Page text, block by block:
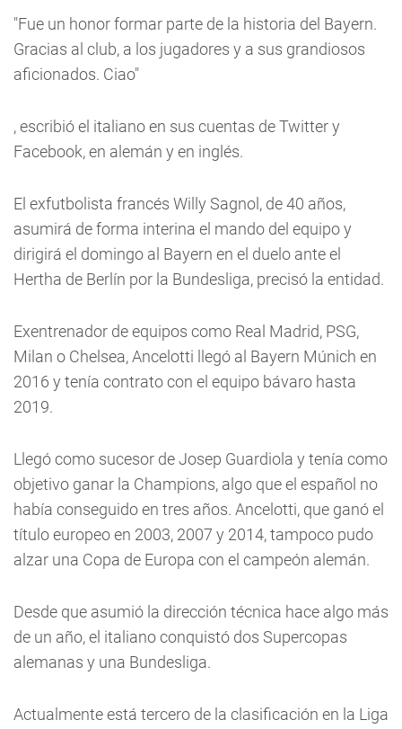
"Fue un honor formar parte de la historia del Bayern.
Gracias al club, a los jugadores y a sus grandiosos
aficionados. Ciao"
, escribió el italiano en sus cuentas de Twitter y
Facebook, en alemán y en inglés.
El exfutbolista francés Willy Sagnol, de 40 años,
asumirá de forma interina el mando del equipo y
dirigirá el domingo al Bayern en el duelo ante el
Hertha de Berlín por la Bundesliga, precisó la entidad.
Exentrenador de equipos como Real Madrid, PSG,
Milan o Chelsea, Ancelotti llegó al Bayern Múnich en
2016 y tenía contrato con el equipo bávaro hasta
2019.
Llegó como sucesor de Josep Guardiola y tenía como
objetivo ganar la Champions, algo que el español no
había conseguido en tres años. Ancelotti, que ganó el
título europeo en 2003, 2007 y 2014, tampoco pudo
alzar una Copa de Europa con el campeón alemán.
Desde que asumió la dirección técnica hace algo más
de un año, el italiano conquistó dos Supercopas
alemanas y una Bundesliga.
Actualmente está tercero de la clasificación en la Liga